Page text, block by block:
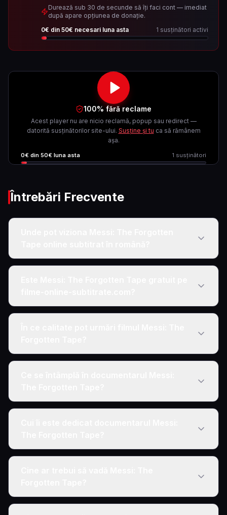
Durează sub 30 de secunde să îți faci cont — imediat
după apare opțiunea de donație.
0€ din 50€ necesari luna asta 1 susținători activi
100% fără reclame
Acest player nu are nicio reclamă, popup sau redirect —
datorită susținătorilor site-ului. Susține și tu ca să rămânem
așa.
0€ din 50€ luna asta 1 susținători
Întrebări Frecvente